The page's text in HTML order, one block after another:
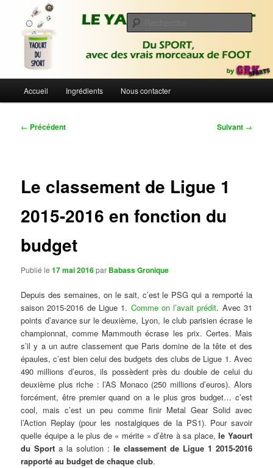
contenu
Le Yaourt du Sport
Du sport avec des vrais morceaux de foot | Gronique's Sports Blog
principal
Accueil Ingrédients Nous contacter
Navigation
← Précédent Suivant →
Le classement de Ligue 1
2015-2016 en fonction du
budget
Publié le17 mai 2016par Babass Gronique
Depuis des semaines, on le sait, c’est le PSG qui a remporté la
saison 2015-2016 de Ligue 1. Comme on l’avait prédit. Avec 31
points d’avance sur le deuxième, Lyon, le club parisien écrase le
championnat, comme Mammouth écrase les prix. Certes. Mais
s’il y a un autre classement que Paris domine de la tête et des
épaules, c’est bien celui des budgets des clubs de Ligue 1. Avec
490 millions d’euros, ils possèdent près du double de celui du
deuxième plus riche : l’AS Monaco (250 millions d’euros). Alors
forcément, être premier quand on a le plus gros budget… c’est
cool, mais c’est un peu comme finir Metal Gear Solid avec
l’Action Replay (pour les nostalgiques de la PS1). Pour savoir
quelle équipe a le plus de « mérite » d’être à sa place,le Yaourt
du Sport a la solution :le classement de Ligue 1 2015-2016
rapporté au budget de chaque club.